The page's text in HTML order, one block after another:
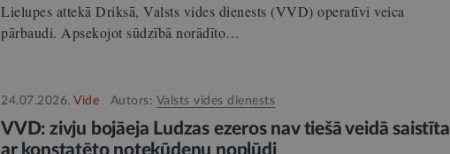
Lielupes attekā Driksā, Valsts vides dienests (VVD) operatīvi veica
pārbaudi. Apsekojot sūdzībā norādīto…
24.07.2026. Vide Autors: Valsts vides dienests
VVD: zivju bojāeja Ludzas ezeros nav tiešā veidā saistīta
ar konstatēto notekūdeņu noplūdi